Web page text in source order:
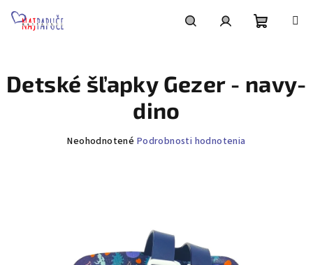
košík
Detské šľapky Gezer - navy-
dino
Priemerné
Neohodnotené Podrobnosti hodnotenia